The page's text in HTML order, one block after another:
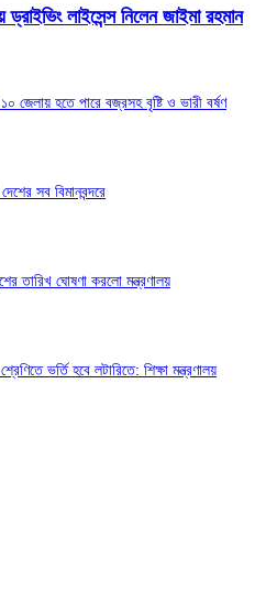
ড্রাইভিং লাইসেন্স নিলেন জাইমা রহমান
হতে পারে বজ্রসহ বৃষ্টি ও ভারী বর্ষণ
সব বিমানবন্দরে
তারিখ ঘোষণা করলো মন্ত্রণালয়
ভর্তি হবে লটারিতে: শিক্ষা মন্ত্রণালয়